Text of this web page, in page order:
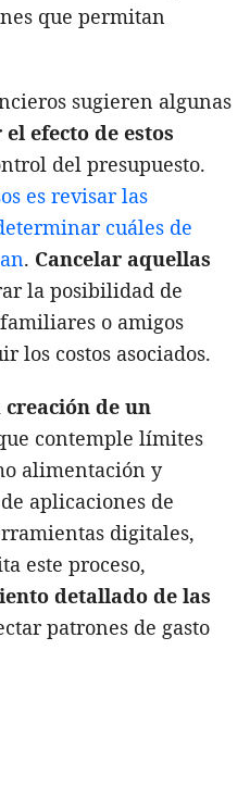
que permitan
sugieren algunas
efecto de estos
del presupuesto.
es revisar las
cuáles de
. Cancelar aquellas
la posibilidad de
o amigos
los costos asociados.
creación de un
contemple límites
alimentación y
aplicaciones de
digitales,
este proceso,
detallado de las
patrones de gasto